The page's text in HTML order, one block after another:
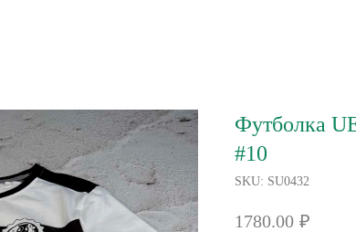
Футболка
#10
SKU: SU0432
1780.00 ₽